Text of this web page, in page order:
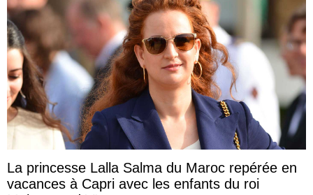
La princesse Lalla Salma du Maroc repérée en
vacances à Capri avec les enfants du roi